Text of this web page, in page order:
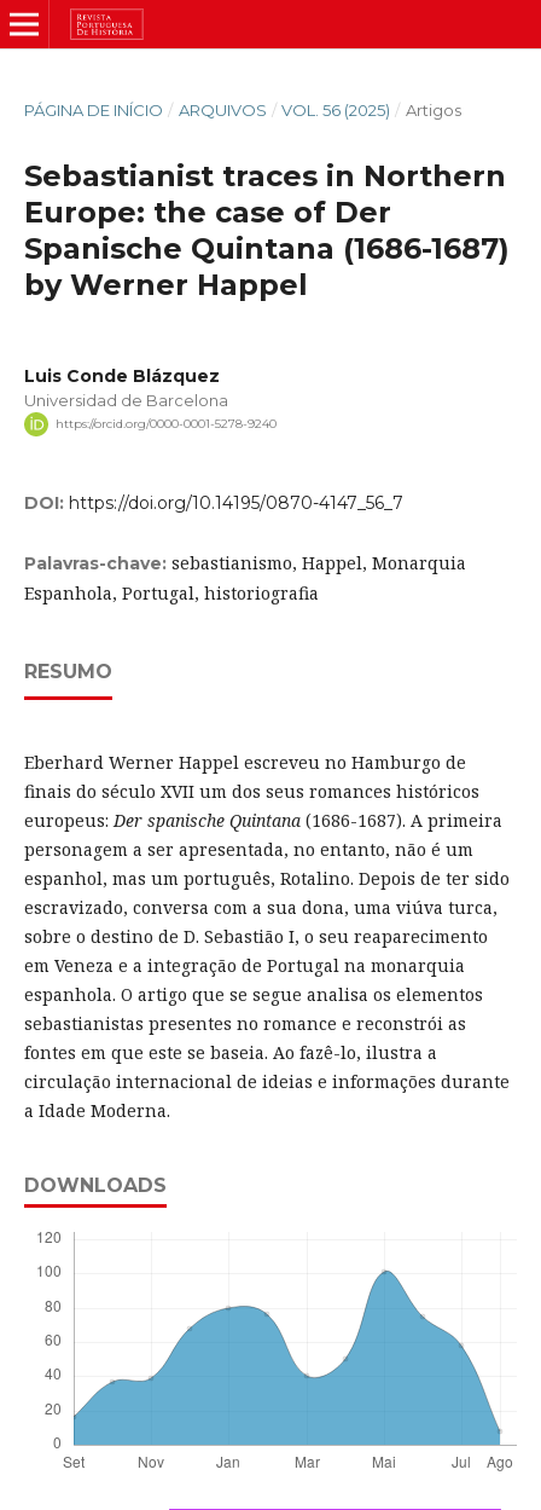
PÁGINA DE INÍCIO / ARQUIVOS / VOL. 56 (2025) / Artigos
Sebastianist traces in Northern
Europe: the case of Der
Spanische Quintana (1686-1687)
by Werner Happel
Luis Conde Blázquez
Universidad de Barcelona
https://orcid.org/0000-0001-5278-9240
DOI: https://doi.org/10.14195/0870-4147_56_7
Palavras-chave: sebastianismo, Happel, Monarquia
Espanhola, Portugal, historiografia
RESUMO
Eberhard Werner Happel escreveu no Hamburgo de
finais do século XVII um dos seus romances históricos
europeus:Der spanische Quintana(1686-1687). A primeira
personagem a ser apresentada, no entanto, não é um
espanhol, mas um português, Rotalino. Depois de ter sido
escravizado, conversa com a sua dona, uma viúva turca,
sobre o destino de D. Sebastião I, o seu reaparecimento
em Veneza e a integração de Portugal na monarquia
espanhola. O artigo que se segue analisa os elementos
sebastianistas presentes no romance e reconstrói as
fontes em que este se baseia. Ao fazê-lo, ilustra a
circulação internacional de ideias e informações durante
a Idade Moderna.
DOWNLOADS